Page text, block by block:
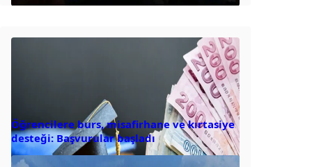
Öğrencilere burs, misafirhane ve kırtasiye
desteği: Başvurular başladı